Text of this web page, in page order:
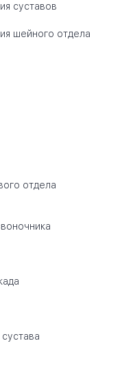
суставов
шейного отдела
отдела